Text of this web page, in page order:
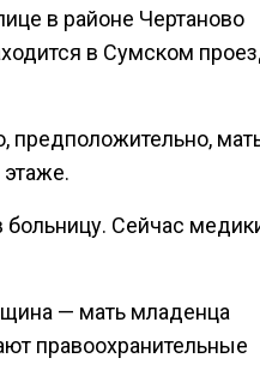
в районе Чертаново
в Сумском
предположительно,
Сейчас
— мать младенца
правоохранительные